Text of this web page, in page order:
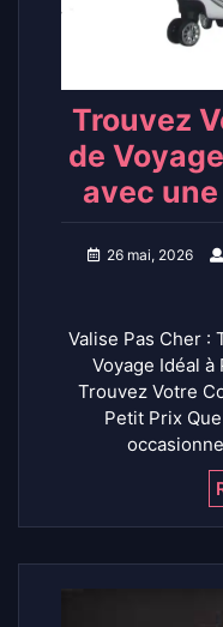
Trouvez
de
avec
26 mai, 2026
Valise Pas Cher :
Voyage Idéal à
Trouvez Votre
Petit Prix